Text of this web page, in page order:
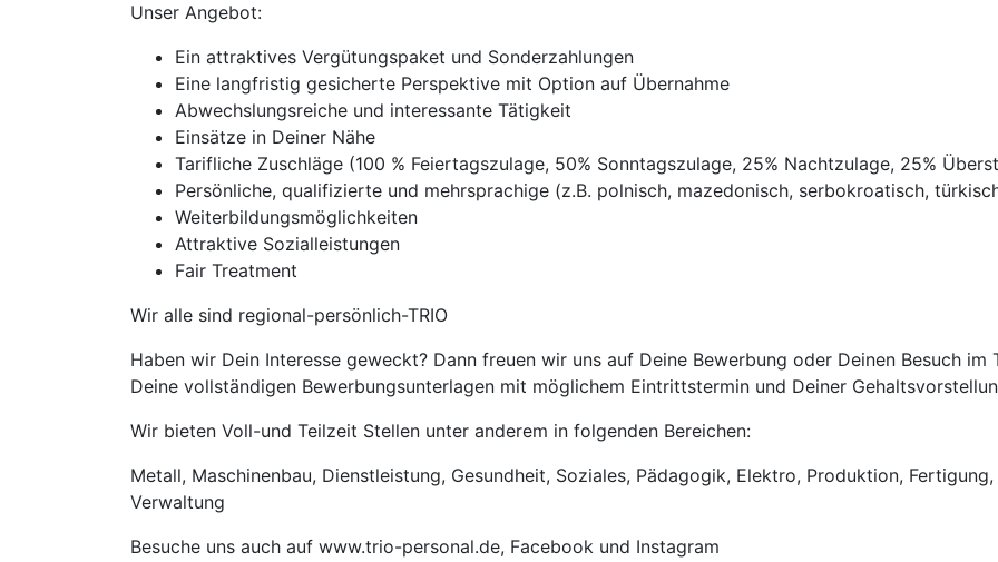
Unser Angebot:
Ein attraktives Vergütungspaket und Sonderzahlungen
Eine langfristig gesicherte Perspektive mit Option auf Übernahme
Abwechslungsreiche und interessante Tätigkeit
Einsätze in Deiner Nähe
Tarifliche Zuschläge (100 % Feiertagszulage, 50% Sonntagszulage, 25% Nachtzulage, 25%
Persönliche, qualifizierte und mehrsprachige (z.B. polnisch, mazedonisch, serbokroatisch,
Weiterbildungsmöglichkeiten
Attraktive Sozialleistungen
Fair Treatment
Wir alle sind regional-persönlich-TRIO
Haben wir Dein Interesse geweckt? Dann freuen wir uns auf Deine Bewerbung oder Deinen Besuch
Deine vollständigen Bewerbungsunterlagen mit möglichem Eintrittstermin und Deiner
Wir bieten Voll-und Teilzeit Stellen unter anderem in folgenden Bereichen:
Metall, Maschinenbau, Dienstleistung, Gesundheit, Soziales, Pädagogik, Elektro, Produktion,
Verwaltung
Besuche uns auch auf www.trio-personal.de, Facebook und Instagram